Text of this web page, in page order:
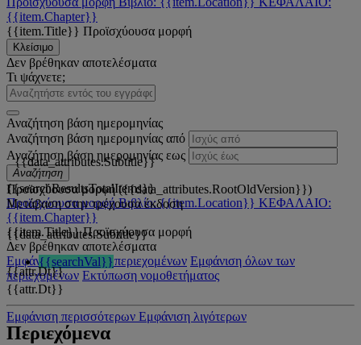
{{item.Chapter}}
{{item.Title}} Προϊσχύουσα μορφή
Κλείσιμο
Δεν βρέθηκαν αποτελέσματα
Τι ψάχνετε;
Αναζήτηση βάση ημερομηνίας
Αναζήτηση βάση ημερομηνίας από
Αναζήτηση βάση ημερομηνίας εως
Αναζήτηση
{{searchResultsTotalItems}}
Προϊσχύουσα μορφή Βιβλίο: {{item.Location}} ΚΕΦΑΛΑΙΟ:
{{item.Chapter}}
{{item.Title}} Προϊσχύουσα μορφή
Δεν βρέθηκαν αποτελέσματα
Εμφάνιση όλων των περιεχομένων Εμφάνιση όλων των
περιεχομένων Εκτύπωση νομοθετήματος
{{data_attributes.Subtitle}}
Προϊσχύουσα μορφή ({{data_attributes.RootOldVersion}})
Μετάβαση στην τρέχουσα έκδοση
{{data_attributes.Subtitle}}
{{searchVal}}
{{attr.Dt}}
Εμφάνιση περισσότερων Εμφάνιση λιγότερων
{{attr.Dt}}
Περιεχόμενα